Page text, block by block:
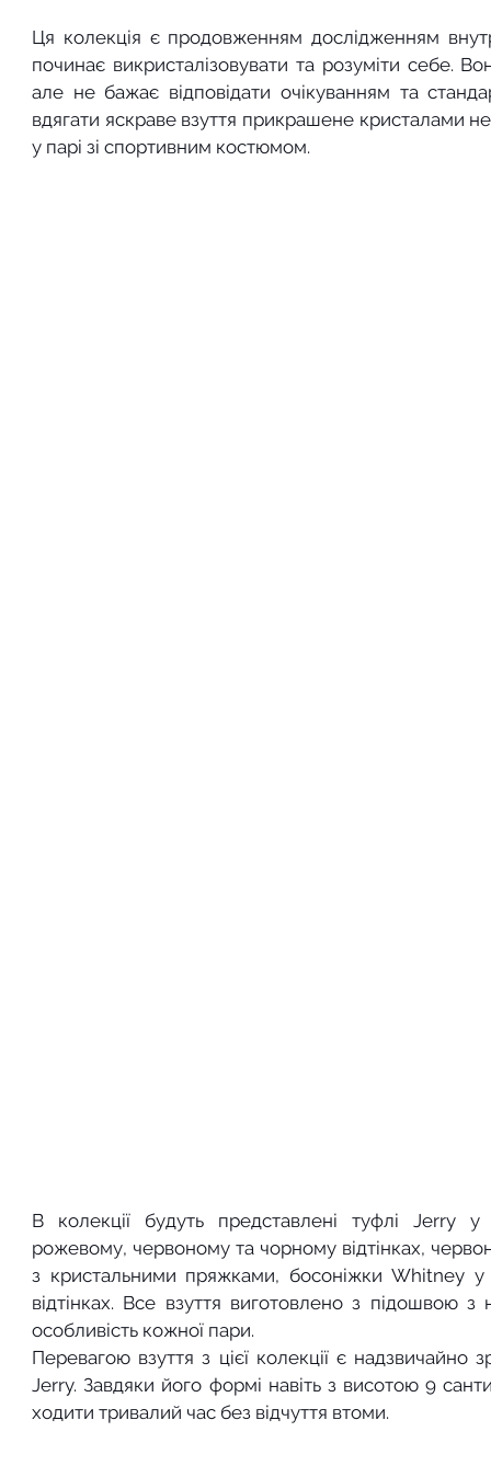
Ця колекція є продовженням дослідженням
починає викристалізовувати та розуміти себе.
але не бажає відповідати очікуванням та
вдягати яскраве взуття прикрашене кристалами не
у парі зі спортивним костюмом.
В колекції будуть представлені туфлі Jerry
рожевому, червоному та чорному відтінках,
з кристальними пряжками, босоніжки Whitney
відтінках. Все взуття виготовлено з підошвою
особливість кожної пари.
Перевагою взуття з цієї колекції є надзвичайно
Jerry. Завдяки його формі навіть з висотою 9
ходити тривалий час без відчуття втоми.